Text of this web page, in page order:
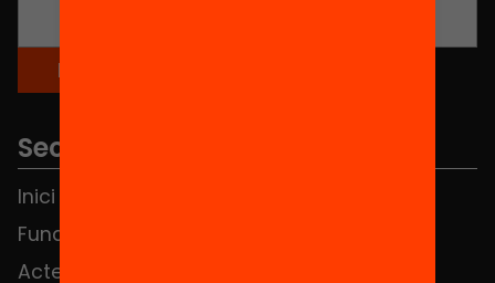
Seccions
Inici
Fundació
Actes